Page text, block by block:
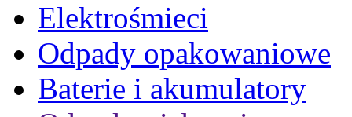
Elektrośmieci
Odpady opakowaniowe
Baterie i akumulatory